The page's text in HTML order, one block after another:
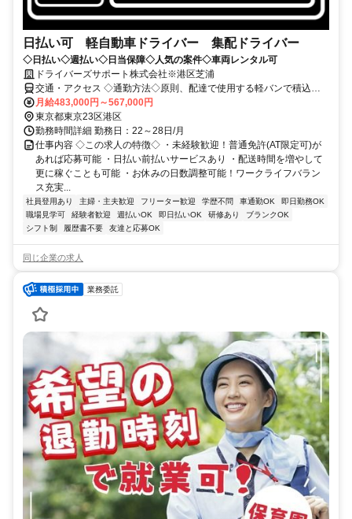
日払い可 軽自動車ドライバー 集配ドライバー
◇日払い◇週払い◇日当保障◇人気の案件◇車両レンタル可
ドライバーズサポート株式会社※港区芝浦
交通・アクセス ◇通勤方法◇原則、配達で使用する軽バンで積込地
まで行って頂く直行直帰スタイルです。
月給483,000円～567,000円
東京都東京23区港区
勤務時間詳細 勤務日：22～28日/月
仕事内容 ◇この求人の特徴◇ ・未経験歓迎！普通免許(AT限定可)が
あれば応募可能 ・日払い前払いサービスあり ・配送時間を増やして
更に稼ぐことも可能 ・お休みの日数調整可能！ワークライフバラン
ス充実...
社員登用あり 主婦・主夫歓迎 フリーター歓迎 学歴不問 車通勤OK
即日勤務OK
職場見学可
経験者歓迎 週払いOK 即日払いOK 研修あり
ブランクOK
シフト制
履歴書不要 友達と応募OK
同じ企業の求人
業務委託